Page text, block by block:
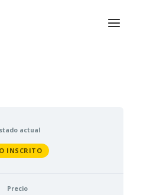
actual
INSCRITO
Precio